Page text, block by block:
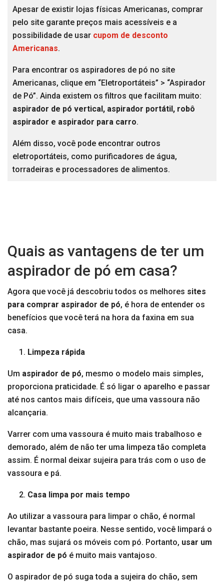
Apesar de existir lojas físicas Americanas, comprar
pelo site garante preços mais acessíveis e a
possibilidade de usar cupom de desconto
Americanas.
Para encontrar os aspiradores de pó no site
Americanas, clique em “Eletroportáteis” > “Aspirador
de Pó”. Ainda existem os filtros que facilitam muito:
aspirador de pó vertical, aspirador portátil, robô
aspirador e aspirador para carro.
Além disso, você pode encontrar outros
eletroportáteis, como purificadores de água,
torradeiras e processadores de alimentos.
Quais as vantagens de ter um
aspirador de pó em casa?
Agora que você já descobriu todos os melhores sites
para comprar aspirador de pó, é hora de entender os
benefícios que você terá na hora da faxina em sua
casa.
Limpeza rápida
Um aspirador de pó, mesmo o modelo mais simples,
proporciona praticidade. É só ligar o aparelho e passar
até nos cantos mais difíceis, que uma vassoura não
alcançaria.
Varrer com uma vassoura é muito mais trabalhoso e
demorado, além de não ter uma limpeza tão completa
assim. É normal deixar sujeira para trás com o uso de
vassoura e pá.
Casa limpa por mais tempo
Ao utilizar a vassoura para limpar o chão, é normal
levantar bastante poeira. Nesse sentido, você limpará o
chão, mas sujará os móveis com pó. Portanto, usar um
aspirador de pó é muito mais vantajoso.
O aspirador de pó suga toda a sujeira do chão, sem